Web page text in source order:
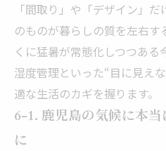
「間取り」や「デザイン」
のものが暮らしの質を左右す
くに猛暑が常態化しつつある
湿度管理といった“目に見え
適な生活のカギを握ります。
6-1. 鹿児島の気候に本
に